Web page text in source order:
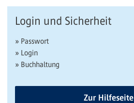
Login und Sicherheit
» Passwort
» Login
» Buchhaltung
Zur Hilfeseite